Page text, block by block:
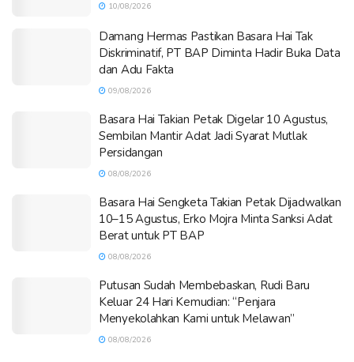
10/08/2026
Damang Hermas Pastikan Basara Hai Tak
Diskriminatif, PT BAP Diminta Hadir Buka Data
dan Adu Fakta
09/08/2026
Basara Hai Takian Petak Digelar 10 Agustus,
Sembilan Mantir Adat Jadi Syarat Mutlak
Persidangan
08/08/2026
Basara Hai Sengketa Takian Petak Dijadwalkan
10–15 Agustus, Erko Mojra Minta Sanksi Adat
Berat untuk PT BAP
08/08/2026
Putusan Sudah Membebaskan, Rudi Baru
Keluar 24 Hari Kemudian: “Penjara
Menyekolahkan Kami untuk Melawan”
08/08/2026